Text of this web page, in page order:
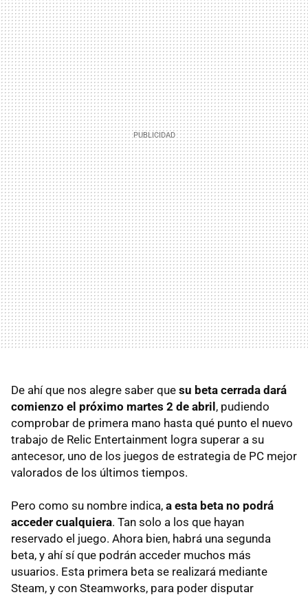
De ahí que nos alegre saber que su beta cerrada dará
comienzo el próximo martes 2 de abril, pudiendo
comprobar de primera mano hasta qué punto el nuevo
trabajo de Relic Entertainment logra superar a su
antecesor, uno de los juegos de estrategia de PC mejor
valorados de los últimos tiempos.
Pero como su nombre indica, a esta beta no podrá
acceder cualquiera. Tan solo a los que hayan
reservado el juego. Ahora bien, habrá una segunda
beta, y ahí sí que podrán acceder muchos más
usuarios. Esta primera beta se realizará mediante
Steam, y con Steamworks, para poder disputar